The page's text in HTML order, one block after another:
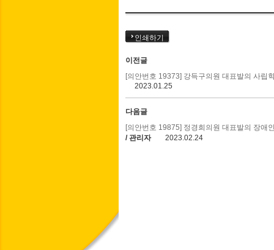
인쇄하기
이전글
[의안번호 19373] 강득구의원 대표발의 사립
2023.01.25
다음글
[의안번호 19875] 정경희의원 대표발의 장애
/ 관리자
2023.02.24